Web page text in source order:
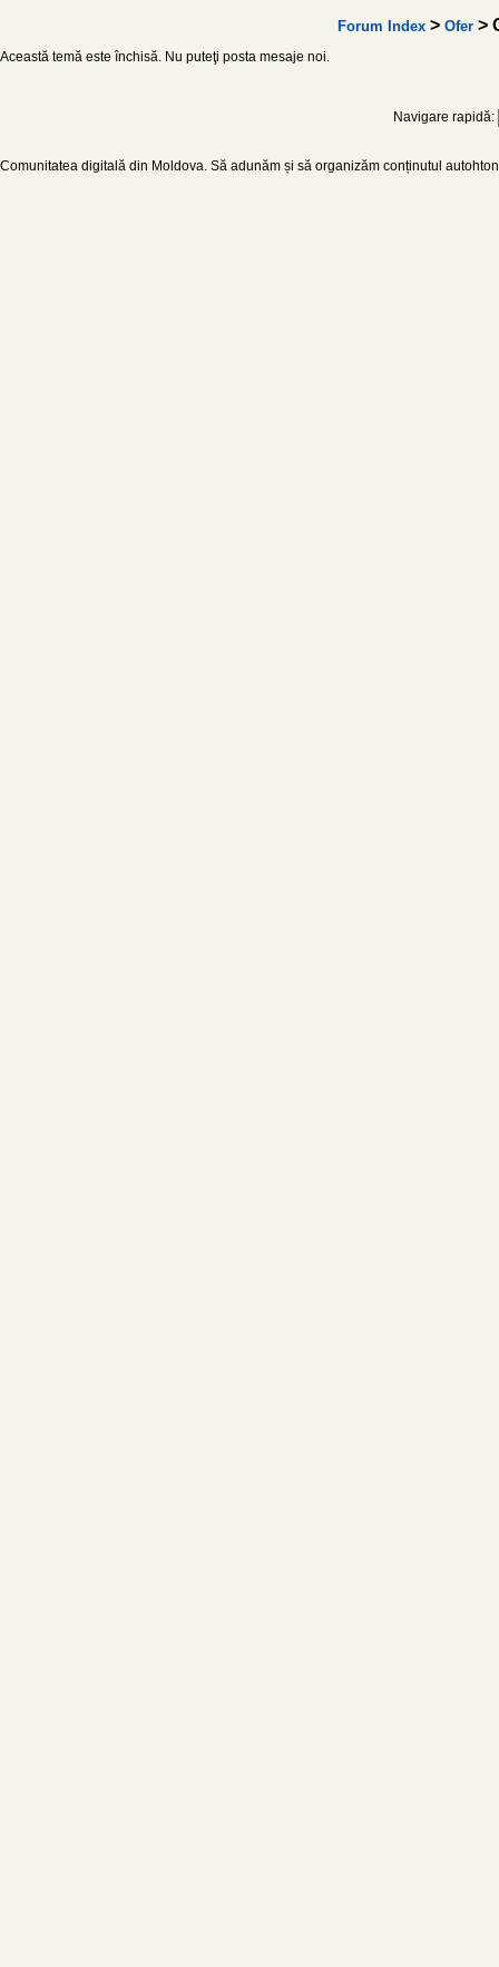
Forum Index> Ofer>
Această temă este închisă. Nu puteţi posta mesaje noi.
Navigare rapidă:
Comunitatea digitală din Moldova. Să adunăm și să organizăm conținutul